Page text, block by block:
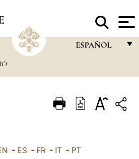
ESPAÑOL
ITALIANO
- ES - FR - IT - PT